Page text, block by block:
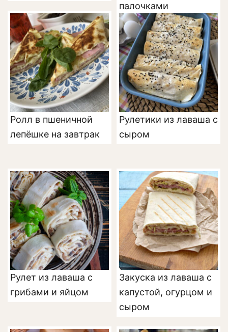
палочками
Ролл в пшеничной
лепёшке на завтрак
Рулетики из лаваша с
сыром
Рулет из лаваша с
грибами и яйцом
Закуска из лаваша с
капустой, огурцом и
сыром